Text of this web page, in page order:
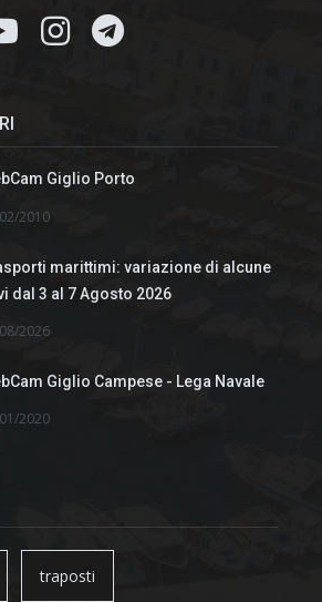
Giglio Porto
2010
marittimi: variazione di alcune
dal 3 al 7 Agosto 2026
2026
Giglio Campese - Lega Navale
2020
traposti